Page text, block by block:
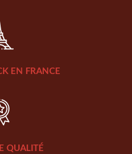
EN FRANCE
QUALITÉ